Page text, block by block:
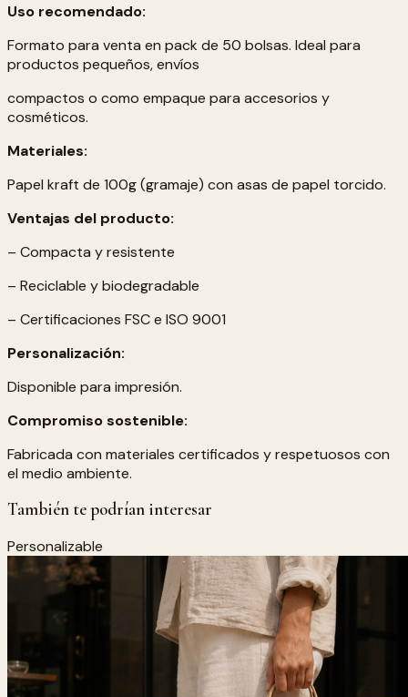
Uso recomendado:
Formato para venta en pack de 50 bolsas. Ideal para
productos pequeños, envíos
compactos o como empaque para accesorios y
cosméticos.
Materiales:
Papel kraft de 100g (gramaje) con asas de papel torcido.
Ventajas del producto:
– Compacta y resistente
– Reciclable y biodegradable
– Certificaciones FSC e ISO 9001
Personalización:
Disponible para impresión.
Compromiso sostenible:
Fabricada con materiales certificados y respetuosos con
el medio ambiente.
También te podrían interesar
Personalizable